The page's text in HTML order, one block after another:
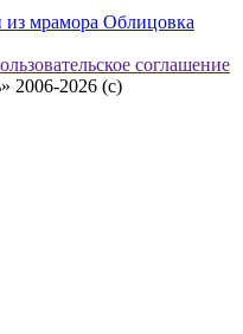
мрамора Облицовка
соглашение
2006-2026 (с)